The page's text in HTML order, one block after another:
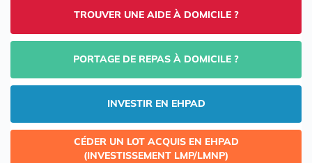
TROUVER UNE AIDE À DOMICILE ?
PORTAGE DE REPAS À DOMICILE ?
INVESTIR EN EHPAD
CÉDER UN LOT ACQUIS EN EHPAD
(INVESTISSEMENT LMP/LMNP)